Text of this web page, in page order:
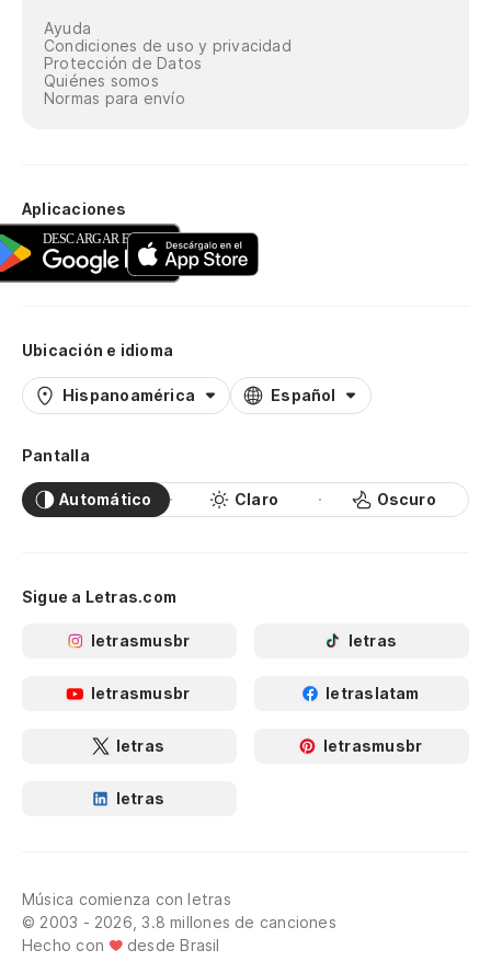
Ayuda
Condiciones de uso y privacidad
Protección de Datos
Quiénes somos
Normas para envío
Aplicaciones
Ubicación e idioma
Hispanoamérica Español
Pantalla
Automático Claro Oscuro
Sigue a Letras.com
letrasmusbr letras
letrasmusbr letraslatam
letras letrasmusbr
letras
Música comienza con letras
© 2003 - 2026, 3.8 millones de canciones
Hecho con
desde Brasil